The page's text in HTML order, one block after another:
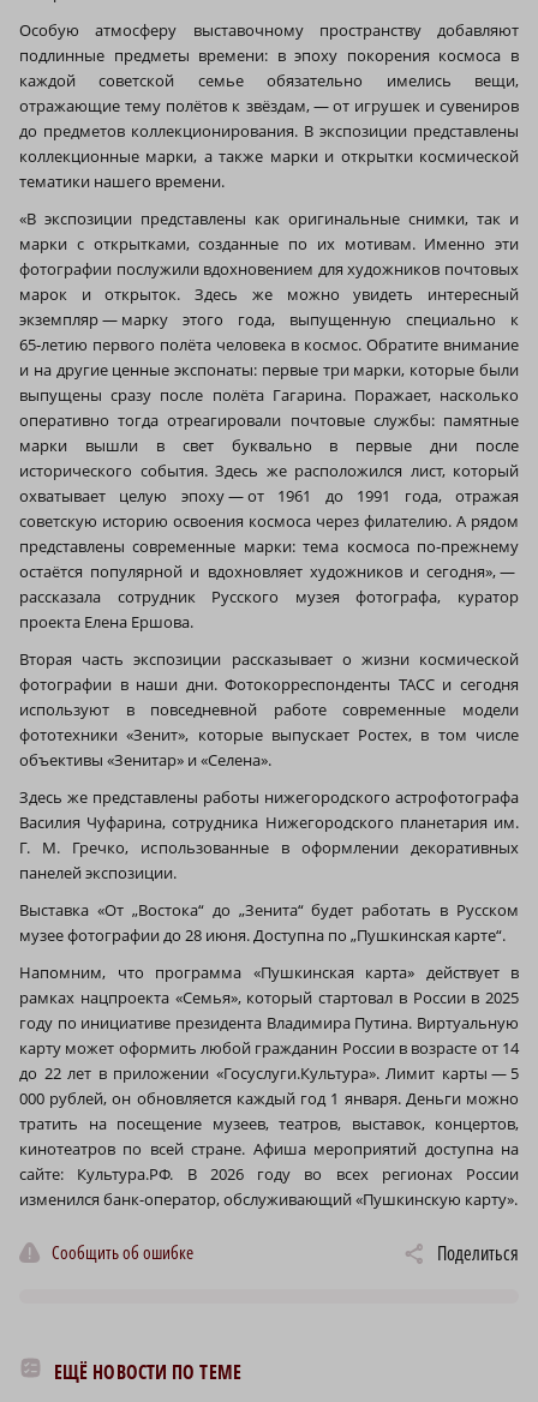
Особую атмосферу выставочному пространству добавляют
подлинные предметы времени: в эпоху покорения космоса в
каждой советской семье обязательно имелись вещи,
отражающие тему полётов к звёздам, — от игрушек и сувениров
до предметов коллекционирования. В экспозиции представлены
коллекционные марки, а также марки и открытки космической
тематики нашего времени.
«В экспозиции представлены как оригинальные снимки, так и
марки с открытками, созданные по их мотивам. Именно эти
фотографии послужили вдохновением для художников почтовых
марок и открыток. Здесь же можно увидеть интересный
экземпляр — марку этого года, выпущенную специально к
65‑летию первого полёта человека в космос. Обратите внимание
и на другие ценные экспонаты: первые три марки, которые были
выпущены сразу после полёта Гагарина. Поражает, насколько
оперативно тогда отреагировали почтовые службы: памятные
марки вышли в свет буквально в первые дни после
исторического события. Здесь же расположился лист, который
охватывает целую эпоху — от 1961 до 1991 года, отражая
советскую историю освоения космоса через филателию. А рядом
представлены современные марки: тема космоса по‑прежнему
остаётся популярной и вдохновляет художников и сегодня», —
рассказала сотрудник Русского музея фотографа, куратор
проекта Елена Ершова.
Вторая часть экспозиции рассказывает о жизни космической
фотографии в наши дни. Фотокорреспонденты ТАСС и сегодня
используют в повседневной работе современные модели
фототехники «Зенит», которые выпускает Ростех, в том числе
объективы «Зенитар» и «Селена».
Здесь же представлены работы нижегородского астрофотографа
Василия Чуфарина, сотрудника Нижегородского планетария им.
Г. М. Гречко, использованные в оформлении декоративных
панелей экспозиции.
Выставка «От „Востока“ до „Зенита“ будет работать в Русском
музее фотографии до 28 июня. Доступна по „Пушкинская карте“.
Напомним, что программа «Пушкинская карта» действует в
рамках нацпроекта «Семья», который стартовал в России в 2025
году по инициативе президента Владимира Путина. Виртуальную
карту может оформить любой гражданин России в возрасте от 14
до 22 лет в приложении «Госуслуги.Культура». Лимит карты — 5
000 рублей, он обновляется каждый год 1 января. Деньги можно
тратить на посещение музеев, театров, выставок, концертов,
кинотеатров по всей стране. Афиша мероприятий доступна на
сайте: Культура.РФ. В 2026 году во всех регионах России
изменился банк-оператор, обслуживающий «Пушкинскую карту».
Сообщить об ошибке Поделиться
ЕЩЁ НОВОСТИ ПО ТЕМЕ